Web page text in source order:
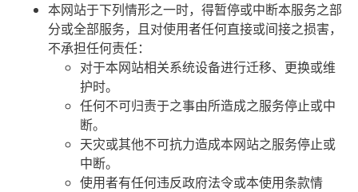
本网站于下列情形之一时，得暂停或中断本服务之部
分或全部服务，且对使用者任何直接或间接之损害，
不承担任何责任：
对于本网站相关系统设备进行迁移、更换或维
护时。
任何不可归责于之事由所造成之服务停止或中
断。
天灾或其他不可抗力造成本网站之服务停止或
中断。
使用者有任何违反政府法令或本使用条款情